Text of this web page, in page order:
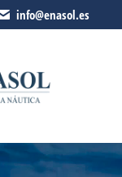
info@enasol.es